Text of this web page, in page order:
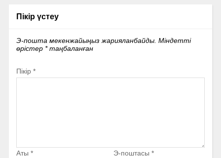
Пікір үстеу
Э-пошта мекенжайыңыз жарияланбайды. Міндетті
өрістер *таңбаланған
Пікір *
Аты * Э-поштасы *